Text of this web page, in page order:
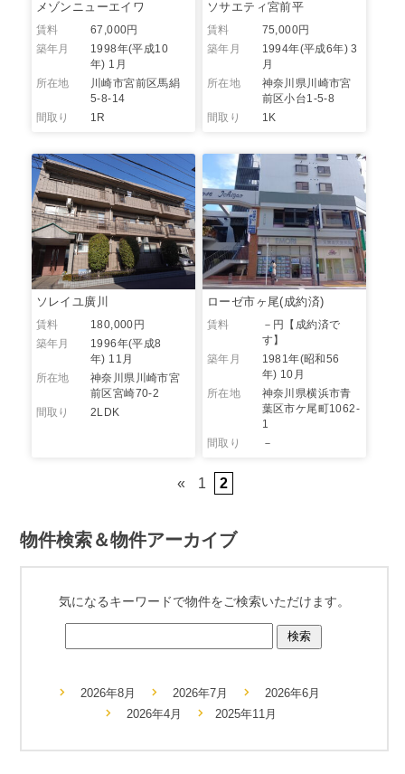
メゾンニューエイワ
賃料
67,000円
築年月
1998年(平成10
年) 1月
所在地
川崎市宮前区馬絹
5-8-14
間取り
1R
ソサエティ宮前平
賃料
75,000円
築年月
1994年(平成6年) 3
月
所在地
神奈川県川崎市宮
前区小台1-5-8
間取り
1K
ソレイユ廣川
賃料
180,000円
築年月
1996年(平成8
年) 11月
所在地
神奈川県川崎市宮
前区宮崎70-2
間取り
2LDK
ローゼ市ヶ尾(成約済)
賃料 －円
【成約済で
す】
築年月
1981年(昭和56
年) 10月
所在地
神奈川県横浜市青
葉区市ケ尾町1062-
1
間取り
－
« 1 2
物件検索＆物件アーカイブ
気になるキーワードで物件をご検索いただけます。
2026年8月 2026年7月
2026年6月
2026年4月
2025年11月